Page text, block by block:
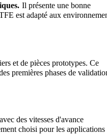
Il présente une bonne
est adapté aux
et de pièces prototypes. Ce
premières phases de
des vitesses d'avance
choisi pour les applications